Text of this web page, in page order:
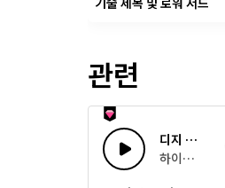
관련
디지 테크 14
하이테크 디